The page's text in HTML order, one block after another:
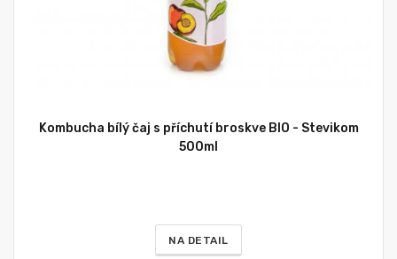
Kombucha bílý čaj s příchutí broskve BIO - Stevikom
500ml
NA DETAIL